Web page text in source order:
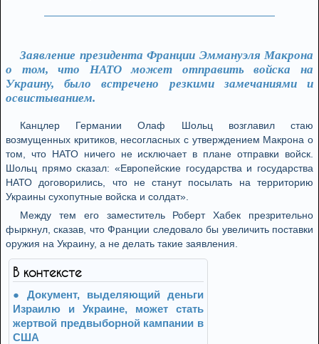
Заявление президента Франции Эммануэля Макрона
о том, что НАТО может отправить войска на
Украину, было встречено резкими замечаниями и
освистыванием.
Канцлер Германии Олаф Шольц возглавил стаю
возмущенных критиков, несогласных с утверждением Макрона о
том, что НАТО ничего не исключает в плане отправки войск.
Шольц прямо сказал: «Европейские государства и государства
НАТО договорились, что не станут посылать на территорию
Украины сухопутные войска и солдат».
Между тем его заместитель Роберт Хабек презрительно
фыркнул, сказав, что Франции следовало бы увеличить поставки
оружия на Украину, а не делать такие заявления.
В контексте
Документ, выделяющий деньги
Израилю и Украине, может стать
жертвой предвыборной кампании в
США